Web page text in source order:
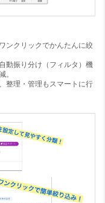
ンクリックでかんたんに絞
動振り分け（フィルタ）機
。
整理・管理もスマートに行